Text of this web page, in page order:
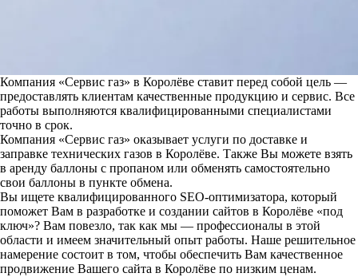
Компания «Сервис газ» в Королёве ставит перед собой цель —
предоставлять клиентам качественные продукцию и сервис. Все
работы выполняются квалифицированными специалистами
точно в срок.
Компания «Сервис газ» оказывает услуги по доставке и
заправке технических газов в Королёве. Также Вы можете взять
в аренду баллоны с пропаном или обменять самостоятельно
свои баллоны в пункте обмена.
Вы ищете квалифицированного SEO-оптимизатора, который
поможет Вам в разработке и создании сайтов в Королёве «под
ключ»? Вам повезло, так как мы — профессионалы в этой
области и имеем значительный опыт работы. Наше решительное
намерение состоит в том, чтобы обеспечить Вам качественное
продвижение Вашего сайта в Королёве по низким ценам.